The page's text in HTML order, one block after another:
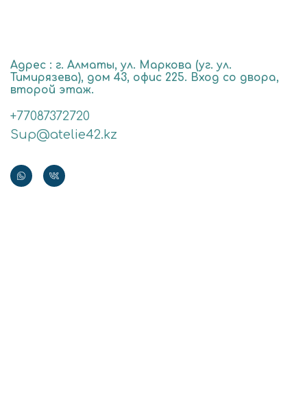
Адрес : г. Алматы, ул. Маркова (уг. ул.
Тимирязева), дом 43, офис 225. Вход со двора,
второй этаж.
+77087372720
Sup@atelie42.kz